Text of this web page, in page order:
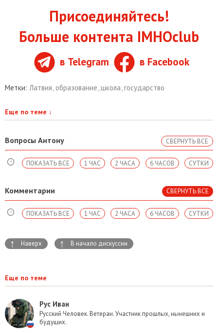
Присоединяйтесь!
Больше контента IMHOclub
в Telegram в Facebook
Метки: Латвия образование школа государство
Еще по теме ↓
Вопросы Антону СВЕРНУТЬ ВСЕ
СУТКИ
6 ЧАСОВ
2 ЧАСА
1 ЧАС
ПОКАЗАТЬ ВСЕ
Комментарии СВЕРНУТЬ ВСЕ
СУТКИ
6 ЧАСОВ
2 ЧАСА
1 ЧАС
ПОКАЗАТЬ ВСЕ
↑ Наверх ↑ В начало дискуссии
Еще по теме
Рус Иван
Русский Человек. Ветеран. Участник прошлых, нынешних и
будущих.